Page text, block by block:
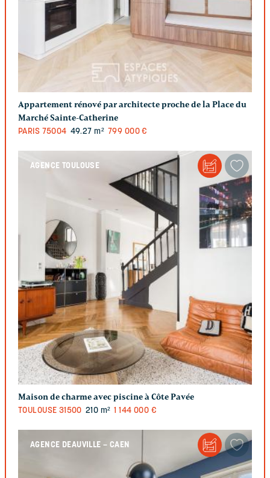
Appartement rénové par architecte proche de la Place du
Marché Sainte-Catherine
PARIS 75004 49.27 m² 799 000 €
AGENCE TOULOUSE
Maison de charme avec piscine à Côte Pavée
TOULOUSE 31500 210 m² 1 144 000 €
AGENCE DEAUVILLE – CAEN